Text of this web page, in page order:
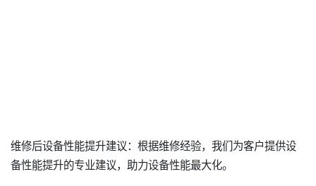
维修后设备性能提升建议：根据维修经验，我们为客户提供设
备性能提升的专业建议，助力设备性能最大化。